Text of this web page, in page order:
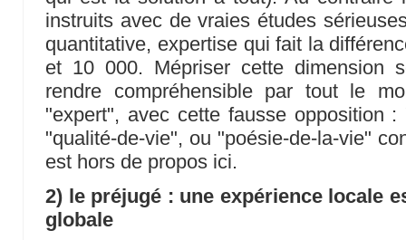
instruits avec de vraies études
quantitative, expertise qui fait la
et 10 000. Mépriser cette dimension
rendre compréhensible par tout le
"expert", avec cette fausse opposition :
"qualité-de-vie", ou "poésie-de-la-vie"
est hors de propos ici.
2) le préjugé : une expérience locale
globale